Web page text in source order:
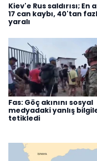
Kiev'e Rus saldırısı; En
17 can kaybı, 40'tan
yaralı
Fas: Göç akınını sosyal
medyadaki yanlış
tetikledi